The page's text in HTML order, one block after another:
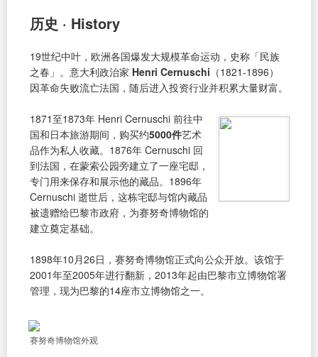
历史 · History
19世纪中叶，欧洲各国爆发大规模革命运动，史称「民族
之春」。意大利政治家 Henri Cernuschi （1821-1896）
因革命失败流亡法国，随后进入投资行业并积累大量财富。
1871至1873年 Henri Cernuschi 前往中
国和日本旅游期间，购买约5000件艺术
品作为私人收藏。1876年 Cernuschi 回
到法国，在蒙索公园旁建立了一座宅邸，
专门用来保存和展示他的藏品。1896年
Cernuschi 逝世后，这栋宅邸与馆内藏品
被遗赠给巴黎市政府，为赛努奇博物馆的
建立奠定基础。
1898年10月26日，赛努奇博物馆正式向公众开放。该馆于
2001年至2005年进行翻新，2013年起由巴黎市立博物馆署
管理，现为巴黎的14座市立博物馆之一。
赛努奇博物馆外观